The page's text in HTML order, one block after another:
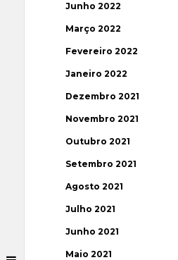
Junho 2022
Março 2022
Fevereiro 2022
Janeiro 2022
Dezembro 2021
Novembro 2021
Outubro 2021
Setembro 2021
Agosto 2021
Julho 2021
Junho 2021
Maio 2021